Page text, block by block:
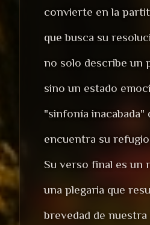
convierte en la
que busca su
no solo describe un
sino un estado
"sinfonía inacabada"
encuentra su
Su verso final es un
una plegaria que
brevedad de nuestra